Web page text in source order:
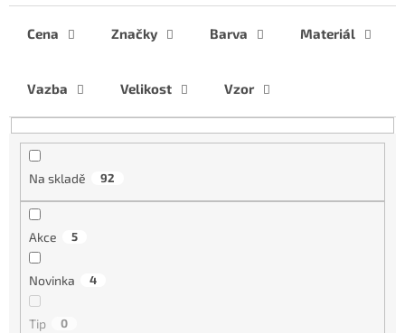
d
u
Cena Značky Barva Materiál
Vazba Velikost Vzor
Na skladě 92
Akce 5
Novinka 4
Tip 0